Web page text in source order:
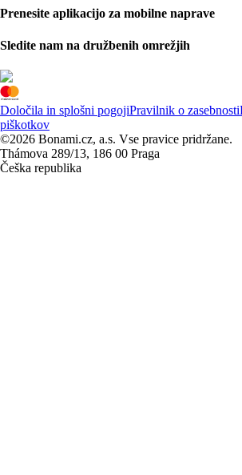
Prenesite aplikacijo za mobilne naprave
Sledite nam na družbenih omrežjih
Določila in splošni pogojiPravilnik o zasebnosti
piškotkov
©2026 Bonami.cz, a.s. Vse pravice pridržane.
Thámova 289/13, 186 00 Praga
Češka republika